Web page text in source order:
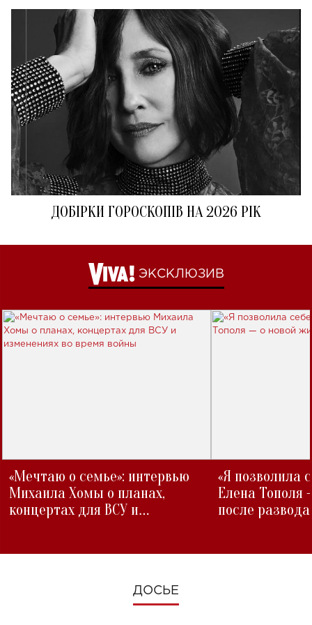
ДОБІРКИ ГОРОСКОПІВ НА 2026 РІК
ЭКСКЛЮЗИВ
«Мечтаю о семье»: интервью
Михаила Хомы о планах,
концертах для ВСУ и
«Я позволила
Елена Тополя
после развода
ДОСЬЕ